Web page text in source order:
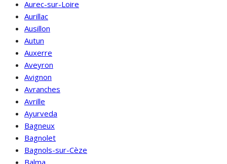
Aurec-sur-Loire
Aurillac
Ausillon
Autun
Auxerre
Aveyron
Avignon
Avranches
Avrille
Ayurveda
Bagneux
Bagnolet
Bagnols-sur-Cèze